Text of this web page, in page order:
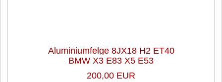
Aluminiumfelge 8JX18 H2 ET40
LK5X120X72,5 1 Satz (je 4 Stück)
BMW X3 E83 X5 E53
200,00 EUR